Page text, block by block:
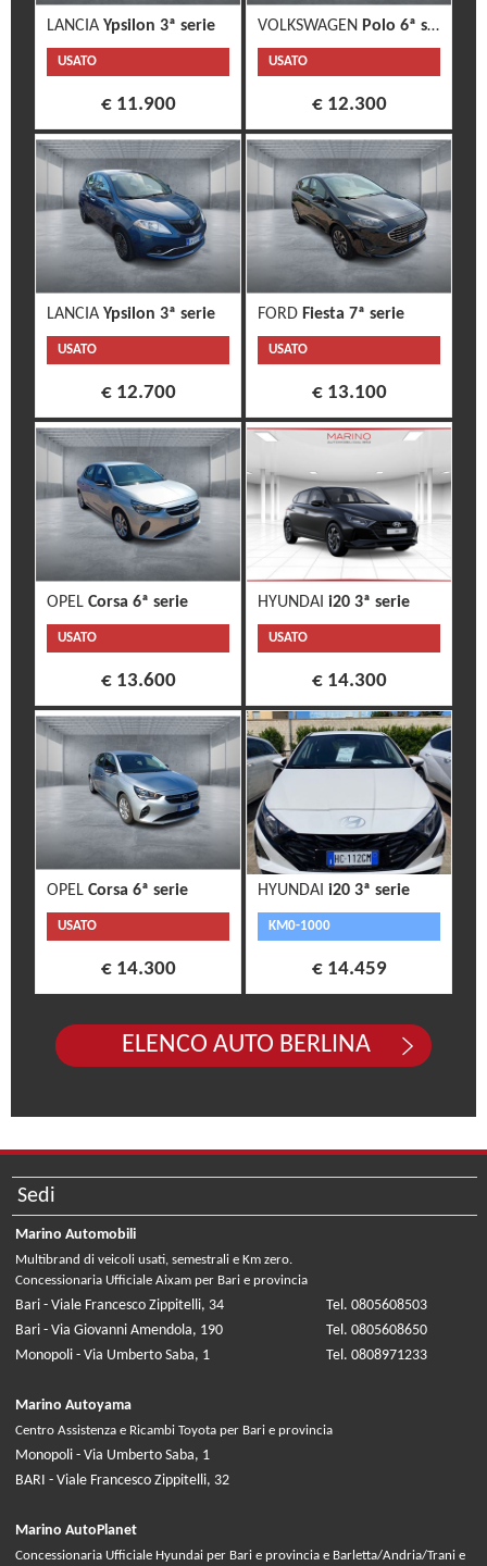
LANCIA Ypsilon 3ª serie
USATO
€ 11.900
VOLKSWAGEN Polo 6ª serie
USATO
€ 12.300
LANCIA Ypsilon 3ª serie
USATO
€ 12.700
FORD Fiesta 7ª serie
USATO
€ 13.100
OPEL Corsa 6ª serie
USATO
€ 13.600
HYUNDAI i20 3ª serie
USATO
€ 14.300
OPEL Corsa 6ª serie
USATO
€ 14.300
HYUNDAI i20 3ª serie
KM0-1000
€ 14.459
ELENCO AUTO BERLINA
Sedi
Marino Automobili
Multibrand di veicoli usati, semestrali e Km zero.
Concessionaria Ufficiale Aixam per Bari e provincia
Bari - Viale Francesco Zippitelli, 34
Tel. 0805608503
Bari - Via Giovanni Amendola, 190
Tel. 0805608650
Monopoli - Via Umberto Saba, 1
Tel. 0808971233
Marino Autoyama
Centro Assistenza e Ricambi Toyota per Bari e provincia
Monopoli - Via Umberto Saba, 1
BARI - Viale Francesco Zippitelli, 32
Marino AutoPlanet
Concessionaria Ufficiale Hyundai per Bari e provincia e Barletta/Andria/Trani e